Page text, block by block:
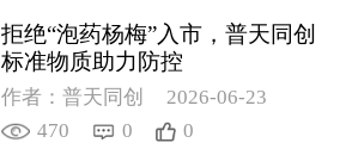
拒绝“泡药杨梅”入市，普天同创
标准物质助力防控
作者：普天同创
2026-06-23
470
0 0